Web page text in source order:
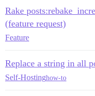
Rake
(feature request)
Feature
Replace a string in all
Self-Hostinghow-to